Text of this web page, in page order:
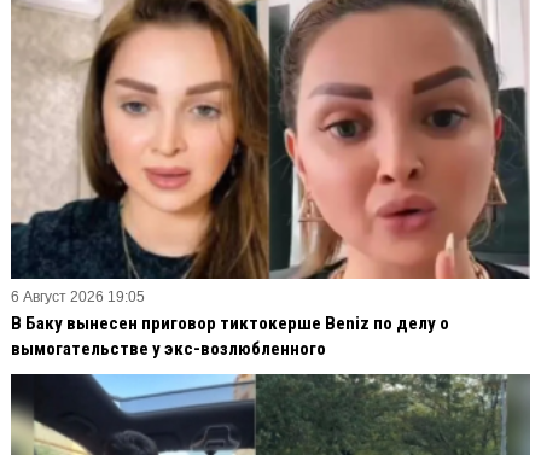
6 Август 2026 19:05
В Баку вынесен приговор тиктокерше Beniz по делу о
вымогательстве у экс-возлюбленного